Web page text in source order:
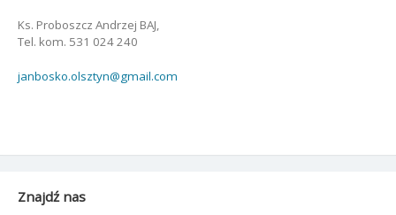
Ks. Proboszcz Andrzej BAJ,
Tel. kom. 531 024 240
janbosko.olsztyn@gmail.com
Znajdź nas